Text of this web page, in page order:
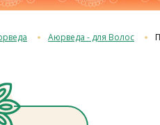
Аюрведа - для Волос